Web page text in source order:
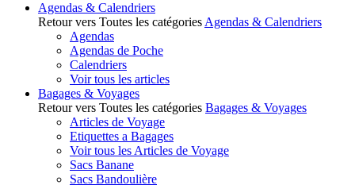
Agendas & Calendriers
Retour vers Toutes les catégories Agendas & Calendriers
Agendas
Agendas de Poche
Calendriers
Voir tous les articles
Bagages & Voyages
Retour vers Toutes les catégories Bagages & Voyages
Articles de Voyage
Etiquettes a Bagages
Voir tous les Articles de Voyage
Sacs Banane
Sacs Bandoulière